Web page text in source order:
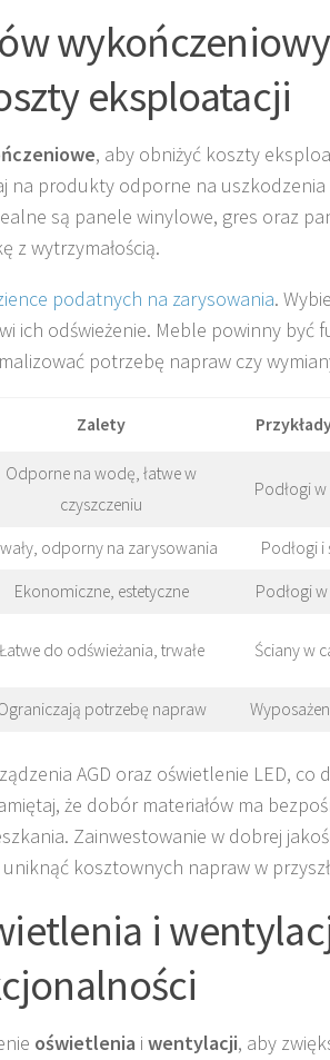
eksploatacji
, aby obniżyć koszty
na produkty odporne na uszkodzenia
są panele winylowe, gres oraz
z wytrzymałością.
podatnych na zarysowania.
ich odświeżenie. Meble powinny być
potrzebę napraw czy
Zalety
Odporne na wodę, łatwe w
czyszczeniu
Podłogi w
odporny na zarysowania Podłogi
Ekonomiczne, estetyczne Podłogi
Łatwe do odświeżania, trwałe Ściany w
potrzebę napraw
AGD oraz oświetlenie LED, co
że dobór materiałów ma
Zainwestowanie w dobrej
kosztownych napraw w
i
oświetlenia i wentylacji, aby